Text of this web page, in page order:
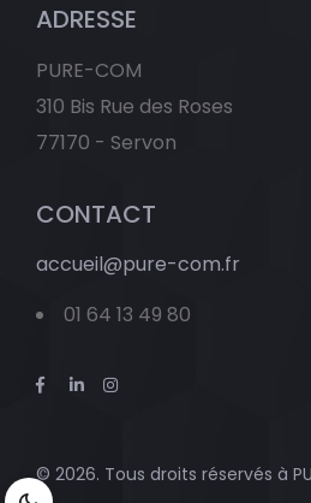
ADRESSE
PURE-COM
310 Bis Rue des Roses
77170 - Servon
CONTACT
accueil@pure-com.fr
01 64 13 49 80
© 2026. Tous droits réservés à